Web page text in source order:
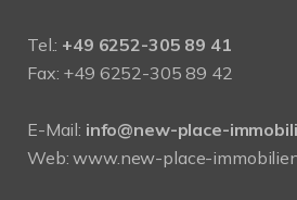
Tel.: +49 6252-305 89 41
Fax: +49 6252-305 89 42
E-Mail: info@new-place-
Web:www.new-place-